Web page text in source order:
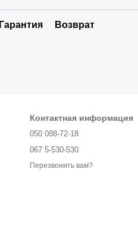
Гарантия Возврат
Контактная информация
050 088-72-18
067 5-530-530
Перезвонить вам?